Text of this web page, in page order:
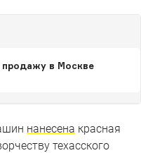
продажу в Москве
нанесена красная
техасского